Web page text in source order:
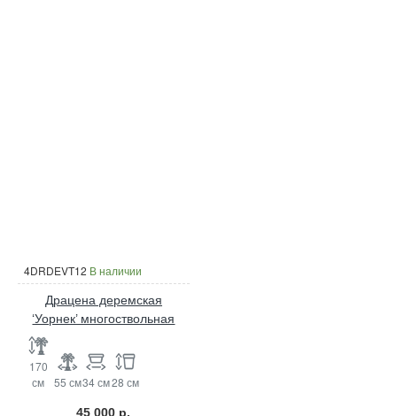
4DRDEVT12 В наличии
Драцена деремская
‘Уорнек’ многоствольная
170
см
55 см34 см28 см
45 000 р.